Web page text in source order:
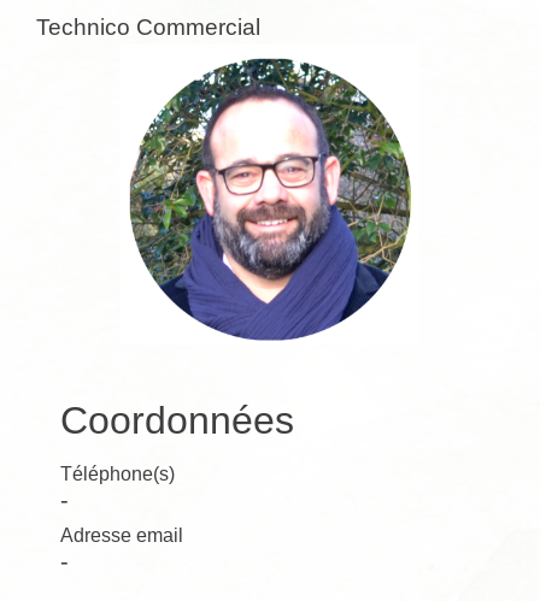
Technico Commercial
Coordonnées
Téléphone(s)
-
Adresse email
-